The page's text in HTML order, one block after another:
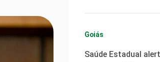
Goiás
Saúde Estadual